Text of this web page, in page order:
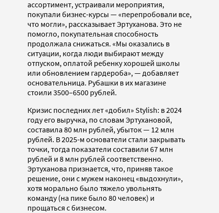
ассортимент, устраивали мероприятия,
покупали бизнес-курсы — «перепробовали все,
что могли», рассказывает Эртуханова. Это не
помогло, покупательная способность
продолжала снижаться. «Мы оказались в
ситуации, когда люди выбирают между
отпуском, оплатой ребенку хорошей школы
или обновлением гардероба», — добавляет
основательница. Рубашки в их магазине
стоили 3500–6500 рублей.
Кризис последних лет «добил» Stylish: в 2024
году его выручка, по словам Эртухановой,
составила 80 млн рублей, убыток — 12 млн
рублей. В 2025-м основатели стали закрывать
точки, тогда показатели составили 67 млн
рублей и 8 млн рублей соответственно.
Эртуханова признается, что, приняв такое
решение, они с мужем наконец «выдохнули»,
хотя морально было тяжело увольнять
команду (на пике было 80 человек) и
прощаться с бизнесом.